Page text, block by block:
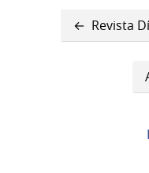
EnlacesRevista